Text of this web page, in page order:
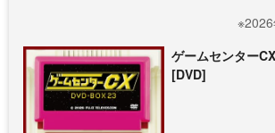
ゲームセンター
[DVD]